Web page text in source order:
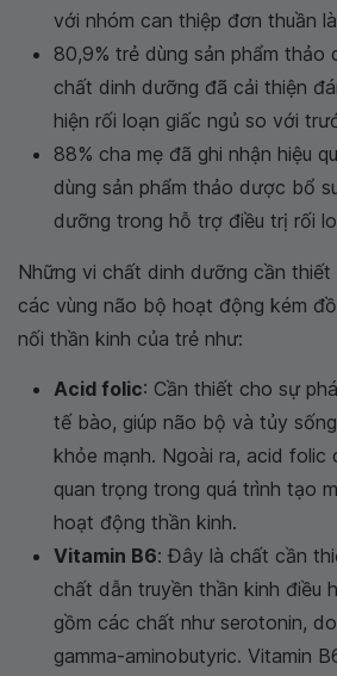
với nhóm can thiệp đơn thuần là
80,9% trẻ dùng sản phẩm thảo
chất dinh dưỡng đã cải thiện
hiện rối loạn giấc ngủ so với
88% cha mẹ đã ghi nhận hiệu
dùng sản phẩm thảo dược bổ
dưỡng trong hỗ trợ điều trị rối
Những vi chất dinh dưỡng cần
các vùng não bộ hoạt động kém
nối thần kinh của trẻ như:
Acid folic: Cần thiết cho sự
tế bào, giúp não bộ và tủy
khỏe mạnh. Ngoài ra, acid folic
quan trọng trong quá trình tạo
hoạt động thần kinh.
Vitamin B6: Đây là chất cần
chất dẫn truyền thần kinh điều
gồm các chất như serotonin,
gamma-aminobutyric. Vitamin